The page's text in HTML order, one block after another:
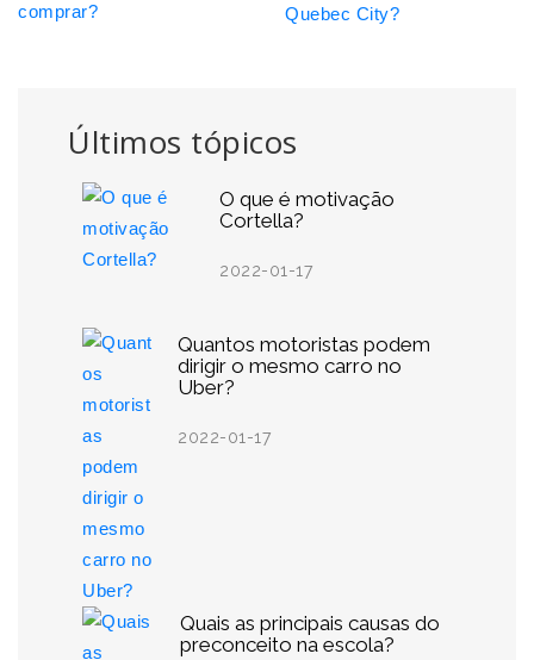
Últimos tópicos
O que é motivação
Cortella?
2022-01-17
Quantos motoristas podem
dirigir o mesmo carro no
Uber?
2022-01-17
Quais as principais causas do
preconceito na escola?
comprar?
Quebec City?